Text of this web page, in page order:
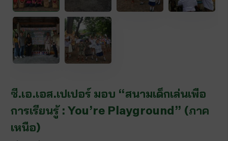
ซี.เอ.เอส.เปเปอร์ มอบ “สนามเด็กเล่นเพื่อ
การเรียนรู้ : You’re Playground” (ภาค
เหนือ)